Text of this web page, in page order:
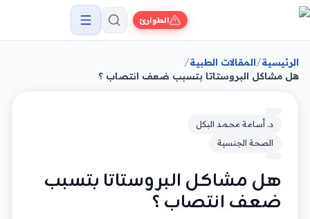
الطوارئ
الرئيسية/المقالات الطبية/
هل مشاكل البروستاتا بتسبب ضعف انتصاب ؟
د. أسامة محمد البكل
الصحة الجنسية
هل مشاكل البروستاتا بتسبب
ضعف انتصاب ؟